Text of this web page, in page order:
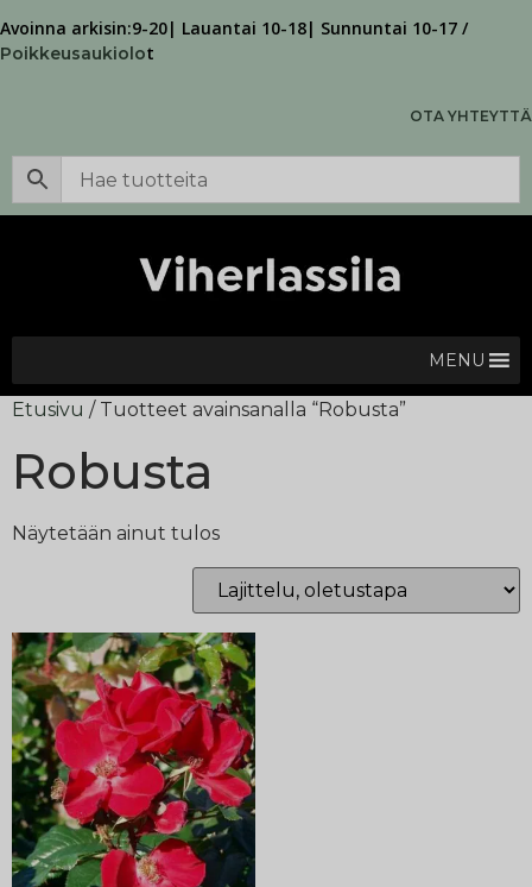
Avoinna arkisin:9-20| Lauantai 10-18| Sunnuntai 10-17 /
Poikkeusaukiolot
OTA YHTEYTTÄ
MENU
Etusivu / Tuotteet avainsanalla “Robusta”
Robusta
Näytetään ainut tulos